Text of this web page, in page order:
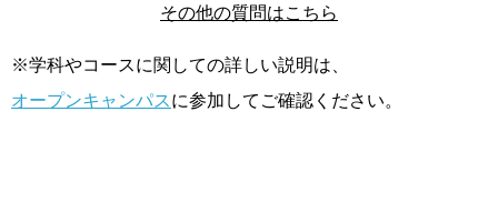
その他の質問はこちら
※学科やコースに関しての詳しい説明は、
オープンキャンパスに参加してご確認ください。